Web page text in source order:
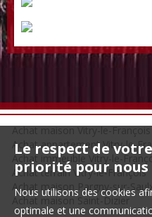
Achat maison Vitry-le-François
Achat appartement Vitry-le-
Achat immeuble Vitry-le-
Achat terrain Vitry-le-François
Achat maison Pargny-sur-Saulx
Achat maison Saint-Dizier
Le respect de
priorité pour nous
Nous utilisons des cookies
optimale et une